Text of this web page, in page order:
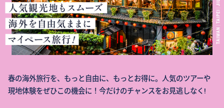
春の海外旅行を、もっと自由に、もっとお得に。人気のツアーや
現地体験をぜひこの機会に！今だけのチャンスをお見逃しなく!